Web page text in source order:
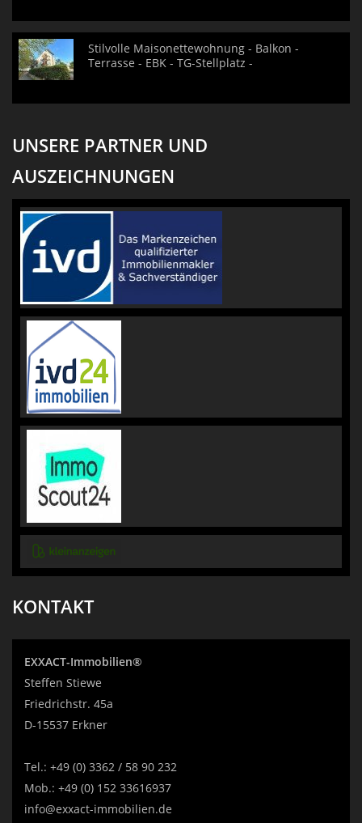
Stilvolle Maisonettewohnung - Balkon -
Terrasse - EBK - TG-Stellplatz -
UNSERE PARTNER UND
AUSZEICHNUNGEN
KONTAKT
EXXACT-Immobilien®
Steffen Stiewe
Friedrichstr. 45a
D-15537 Erkner
Tel.: +49 (0) 3362 / 58 90 232
Mob.: +49 (0) 152 33616937
info@exxact-immobilien.de